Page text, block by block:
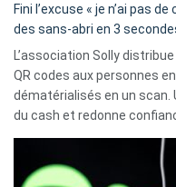
Fini l’excuse « je n’ai pas
des sans-abri en 3
L’association Solly
QR codes aux personnes
dématérialisés en un scan.
du cash et redonne